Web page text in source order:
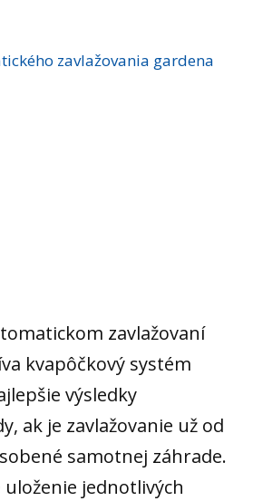
zavlažovaní
kvapôčkový systém
výsledky
ak je zavlažovanie už od
samotnej záhrade.
uloženie jednotlivých